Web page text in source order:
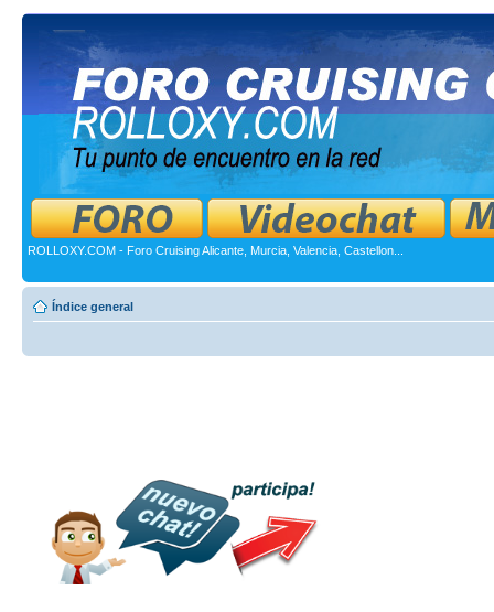
ROLLOXY.COM - Foro Cruising Alicante, Murcia, Valencia, Castellon...
Índice general